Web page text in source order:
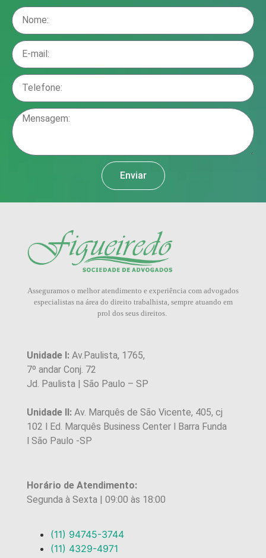
Enviar
Asseguramos o melhor atendimento e experiência com advogados
especialistas na área do direito trabalhista, sempre atuando em
prol dos seus direitos.
Unidade I: Av.Paulista, 1765,
7º andar Conj. 72
Jd. Paulista | São Paulo – SP
Unidade II: Av. Marquês de São Vicente, 405, cj
102 l Ed. Marquês Business Center l Barra Funda
l São Paulo -SP
Horário de Atendimento:
Segunda à Sexta | 09:00 às 18:00
(11) 94745-3744
(11) 4329-4971